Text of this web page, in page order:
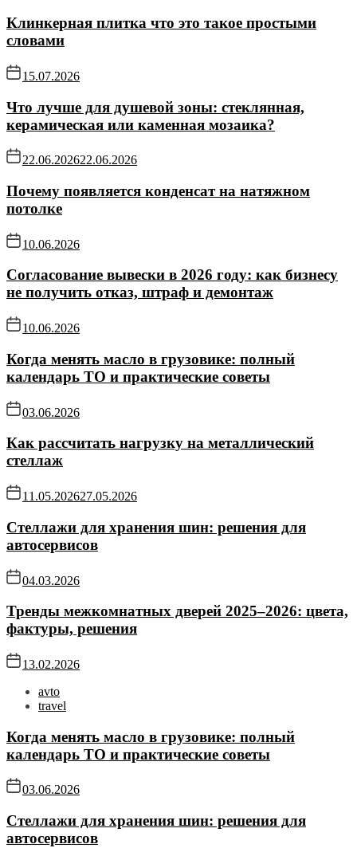
Клинкерная плитка что это такое простыми
словами
15.07.2026
Что лучше для душевой зоны: стеклянная,
керамическая или каменная мозаика?
22.06.202622.06.2026
Почему появляется конденсат на натяжном
потолке
10.06.2026
Согласование вывески в 2026 году: как бизнесу
не получить отказ, штраф и демонтаж
10.06.2026
Когда менять масло в грузовике: полный
календарь ТО и практические советы
03.06.2026
Как рассчитать нагрузку на металлический
стеллаж
11.05.202627.05.2026
Стеллажи для хранения шин: решения для
автосервисов
04.03.2026
Тренды межкомнатных дверей 2025–2026: цвета,
фактуры, решения
13.02.2026
avto
travel
Когда менять масло в грузовике: полный
календарь ТО и практические советы
03.06.2026
Стеллажи для хранения шин: решения для
автосервисов